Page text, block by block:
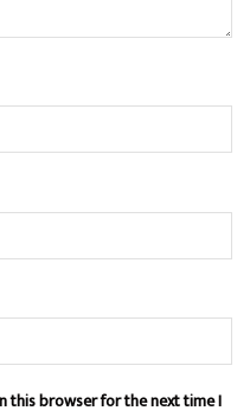
this browser for the next time I